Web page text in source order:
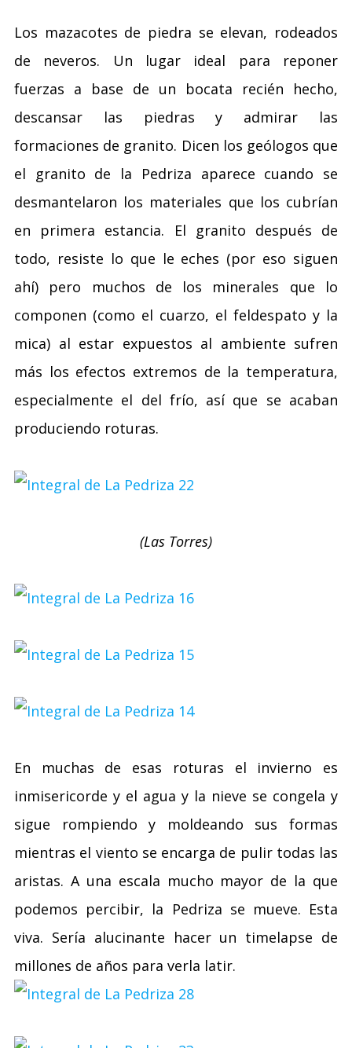
Los mazacotes de piedra se elevan, rodeados
de neveros. Un lugar ideal para reponer
fuerzas a base de un bocata recién hecho,
descansar las piedras y admirar las
formaciones de granito. Dicen los geólogos que
el granito de la Pedriza aparece cuando se
desmantelaron los materiales que los cubrían
en primera estancia. El granito después de
todo, resiste lo que le eches (por eso siguen
ahí) pero muchos de los minerales que lo
componen (como el cuarzo, el feldespato y la
mica) al estar expuestos al ambiente sufren
más los efectos extremos de la temperatura,
especialmente el del frío, así que se acaban
produciendo roturas.
(Las Torres)
En muchas de esas roturas el invierno es
inmisericorde y el agua y la nieve se congela y
sigue rompiendo y moldeando sus formas
mientras el viento se encarga de pulir todas las
aristas. A una escala mucho mayor de la que
podemos percibir, la Pedriza se mueve. Esta
viva. Sería alucinante hacer un timelapse de
millones de años para verla latir.